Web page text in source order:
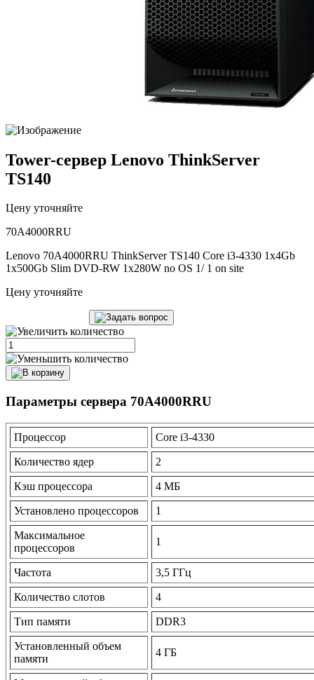
Tower-сервер Lenovo ThinkServer
TS140
Цену уточняйте
70A4000RRU
Lenovo 70A4000RRU ThinkServer TS140 Core i3-4330 1x4Gb
1x500Gb Slim DVD-RW 1x280W no OS 1/ 1 on site
Цену уточняйте
Параметры сервера 70A4000RRU
Процессор Core i3-4330
Количество ядер 2
Кэш процессора 4 МБ
Установлено процессоров 1
Максимальное
процессоров
1
Частота 3,5 ГГц
Количество слотов 4
Тип памяти DDR3
Установленный объем
памяти
4 ГБ